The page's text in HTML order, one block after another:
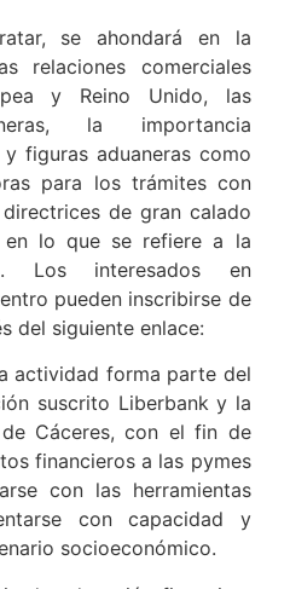
se ahondará en la
relaciones comerciales
y Reino Unido, las
la importancia
figuras aduaneras como
para los trámites con
de gran calado
en lo que se refiere a la
Los interesados en
pueden inscribirse de
del siguiente enlace:
actividad forma parte del
suscrito Liberbank y la
Cáceres, con el fin de
financieros a las pymes
con las herramientas
con capacidad y
socioeconómico.